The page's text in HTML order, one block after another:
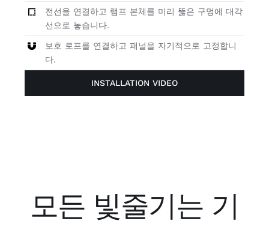
전선을 연결하고 램프 본체를 미리 뚫은 구멍에 대각
선으로 놓습니다.
보호 로프를 연결하고 패널을 자기적으로 고정합니
다.
INSTALLATION VIDEO
모든 빛줄기는 기